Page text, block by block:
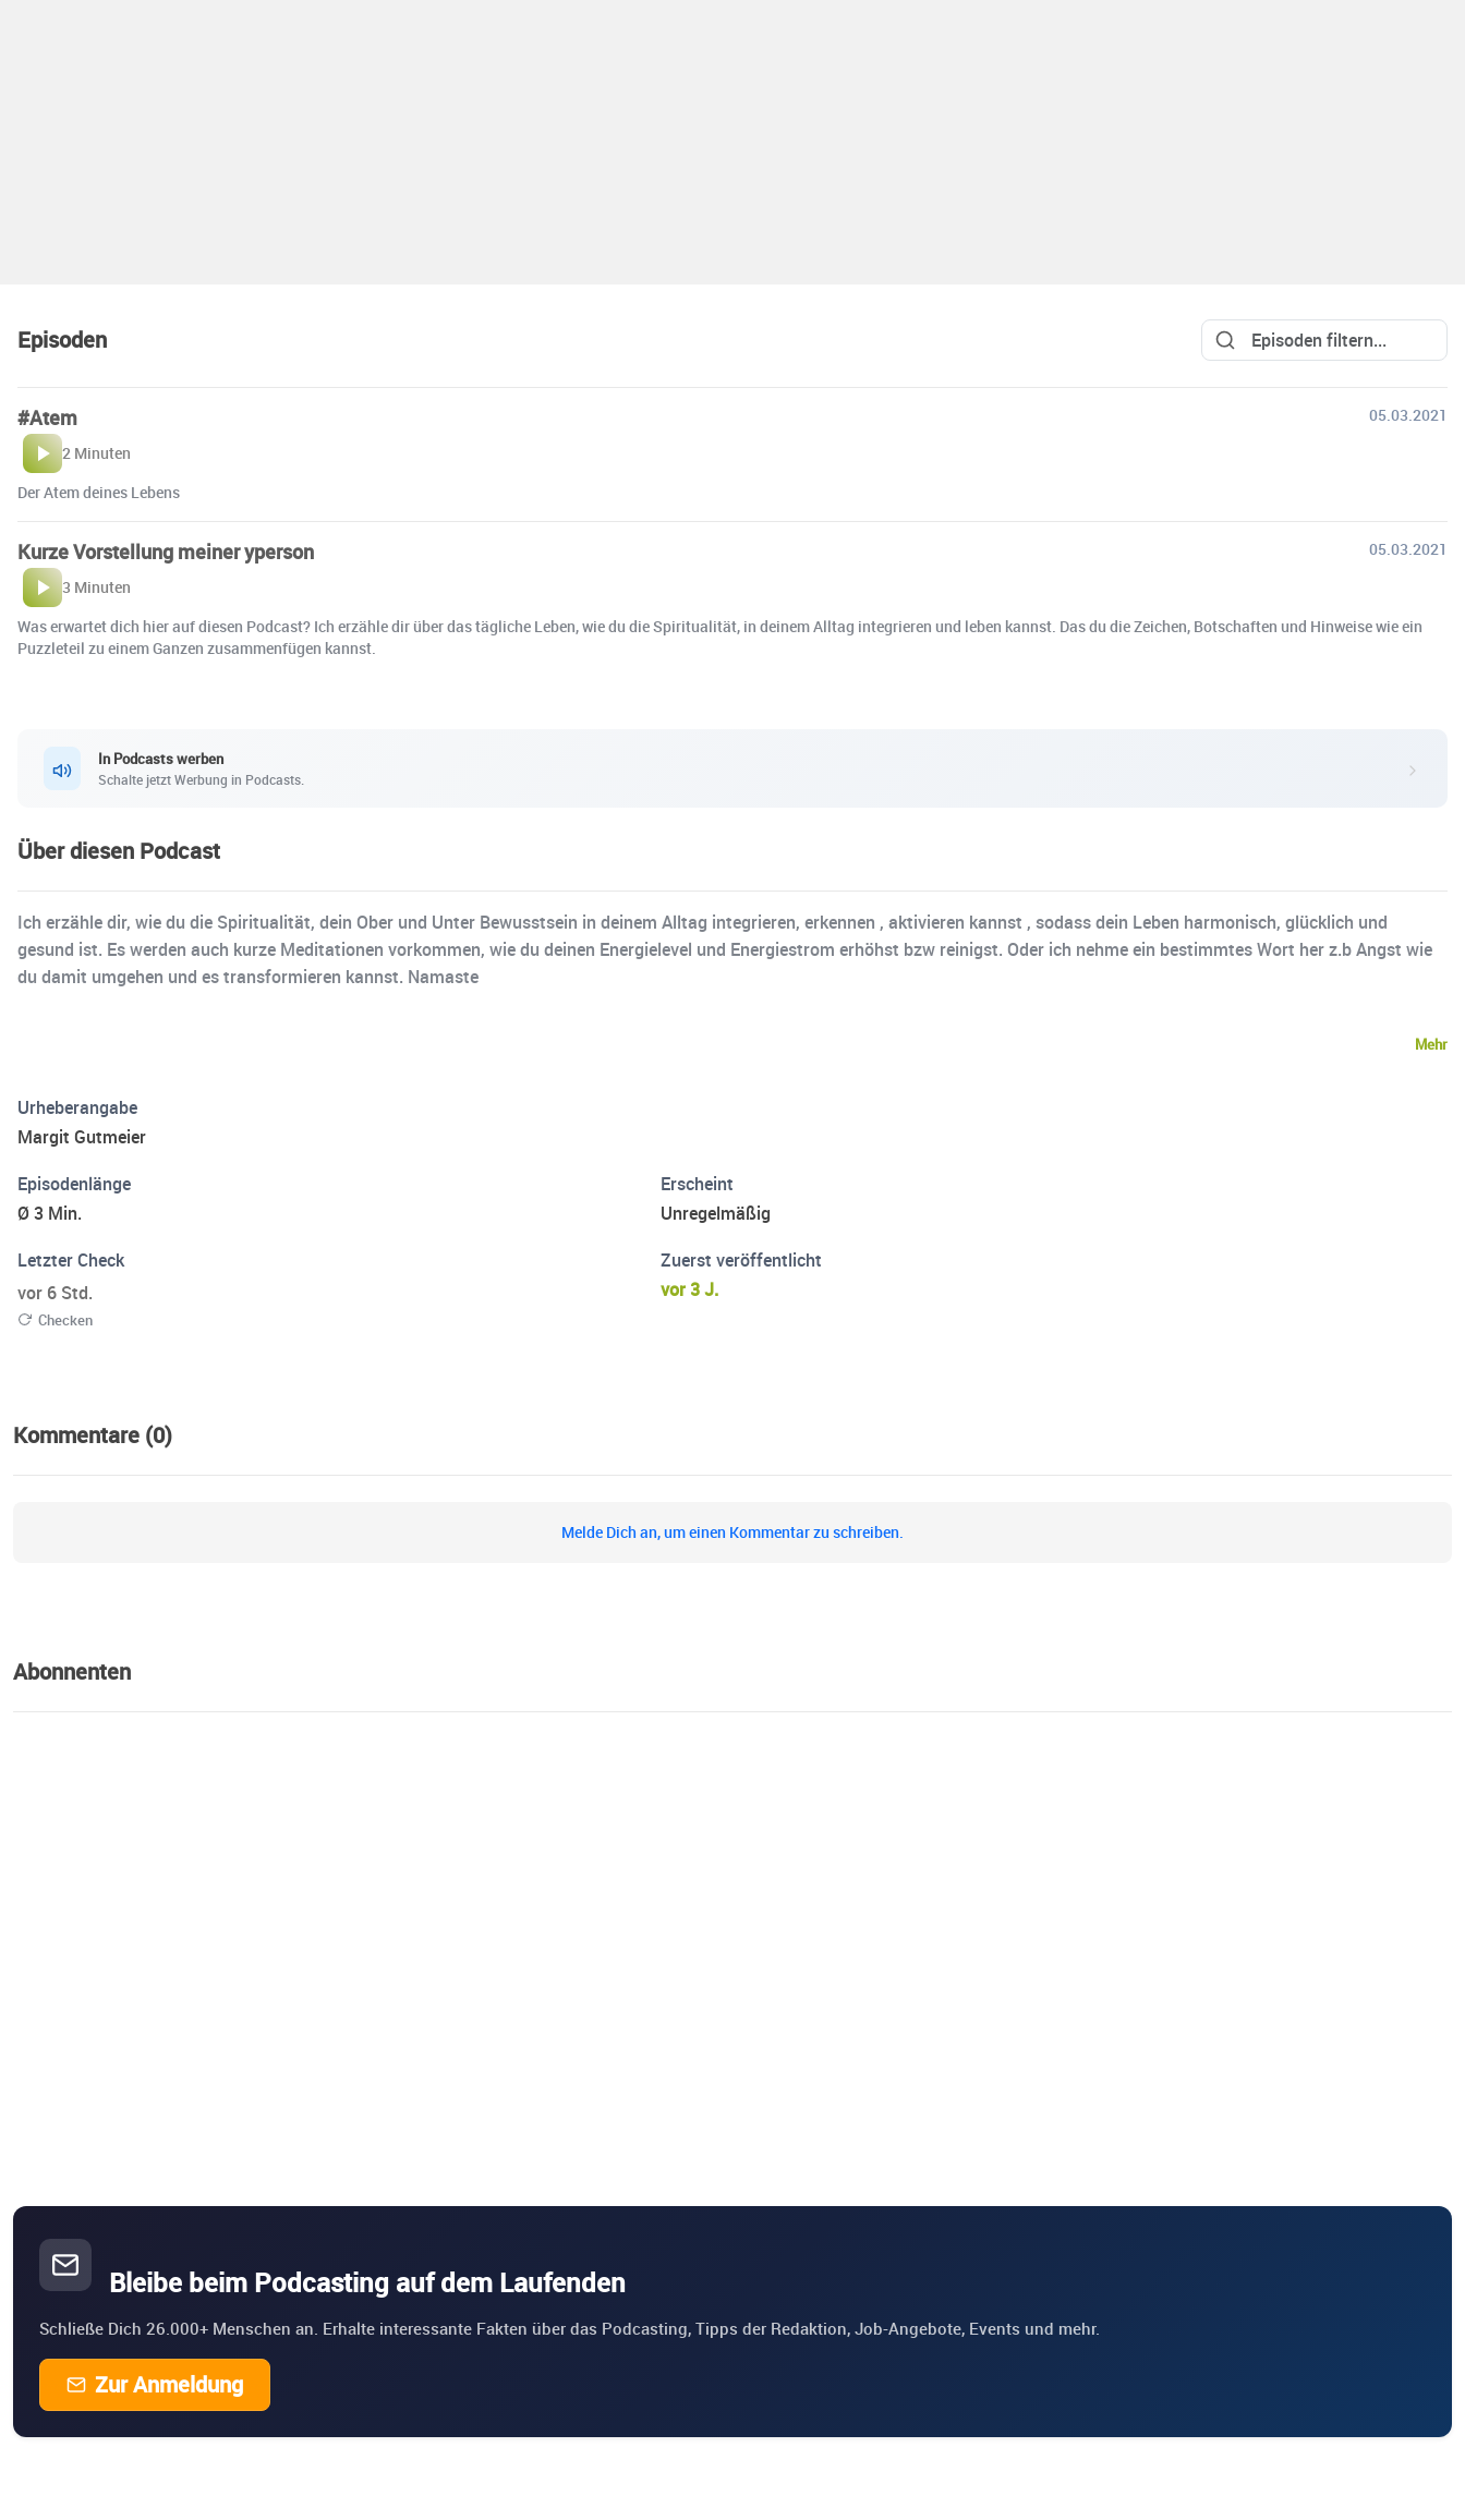
Episoden
#Atem
05.03.2021
2 Minuten
Der Atem deines Lebens
Kurze Vorstellung meiner yperson
05.03.2021
3 Minuten
Was erwartet dich hier auf diesen Podcast? Ich erzähle dir über das tägliche Leben, wie du die Spiritualität, in deinem Alltag integrieren und leben kannst. Das du die Zeichen, Botschaften und Hinweise wie ein
Puzzleteil zu einem Ganzen zusammenfügen kannst.
In Podcasts werben
Schalte jetzt Werbung in Podcasts.
Über diesen Podcast
Ich erzähle dir, wie du die Spiritualität, dein Ober und Unter Bewusstsein in deinem Alltag integrieren, erkennen , aktivieren kannst , sodass dein Leben harmonisch, glücklich und
gesund ist. Es werden auch kurze Meditationen vorkommen, wie du deinen Energielevel und Energiestrom erhöhst bzw reinigst. Oder ich nehme ein bestimmtes Wort her z.b Angst wie
du damit umgehen und es transformieren kannst. Namaste
Mehr
Urheberangabe
Margit Gutmeier
Episodenlänge
Ø 3 Min.
Erscheint
Unregelmäßig
Letzter Check
vor 6 Std.
Checken
Zuerst veröffentlicht
vor 3 J.
Kommentare (0)
Melde Dich an, um einen Kommentar zu schreiben.
Abonnenten
Bleibe beim Podcasting auf dem Laufenden
Schließe Dich 26.000+ Menschen an. Erhalte interessante Fakten über das Podcasting, Tipps der Redaktion, Job-Angebote, Events und mehr.
Zur Anmeldung